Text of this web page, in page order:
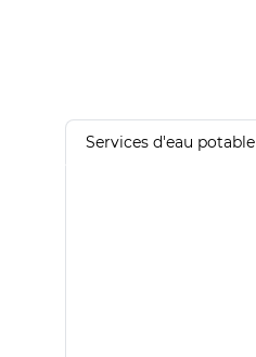
Services d'eau potable